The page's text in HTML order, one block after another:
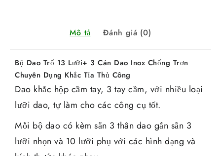
Mô tả Đánh giá (0)
Bộ Dao Trổ 13 Lưỡi+ 3 Cán Dao Inox Chống Trơn
Chuyên Dụng Khắc Tỉa Thủ Công
Dao khắc hộp cầm tay, 3 tay cầm, với nhiều loại
lưỡi dao, tự làm cho các công cụ tốt.
Mỗi bộ dao có kèm sẵn 3 thân dao gắn sẵn 3
lưỡi nhọn và 10 lưỡi phụ với các hình dạng và